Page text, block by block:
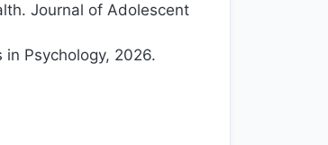
Journal of Adolescent
Psychology, 2026.